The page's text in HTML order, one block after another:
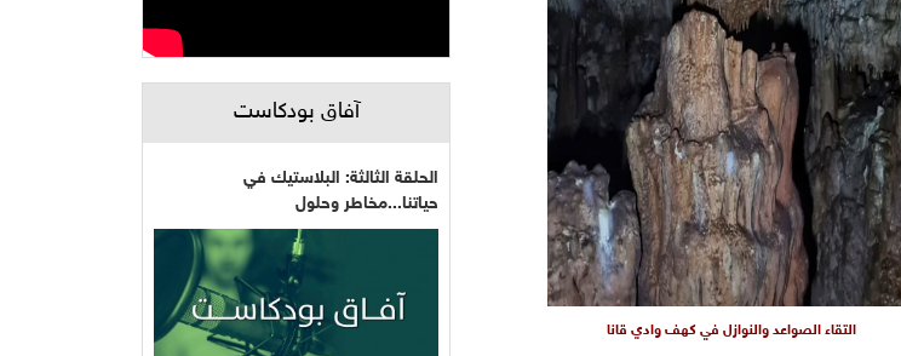
التقاء الصواعد والنوازل في كهف وادي قانا
آفاق بودكاست
الحلقة الثالثة: البلاستيك في
حياتنا...مخاطر وحلول